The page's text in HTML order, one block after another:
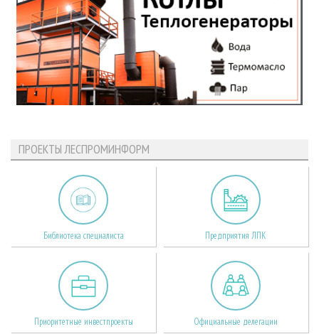
ПРОЕКТЫ ЛЕСПРОМИНФОРМ
Библиотека специалиста Предприятия ЛПК
Приоритетные инвестпроекты Официальные делегации